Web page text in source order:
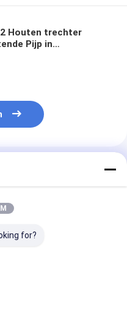
Houten trechter
Pijp in
for?